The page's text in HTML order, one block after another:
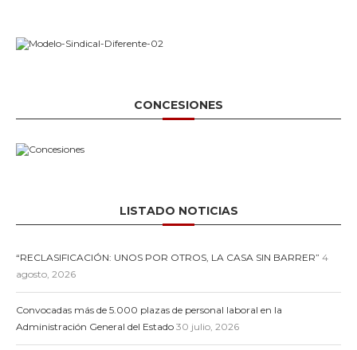
CONCESIONES
LISTADO NOTICIAS
“RECLASIFICACIÓN: UNOS POR OTROS, LA CASA SIN BARRER” 4
agosto, 2026
Convocadas más de 5.000 plazas de personal laboral en la
Administración General del Estado 30 julio, 2026